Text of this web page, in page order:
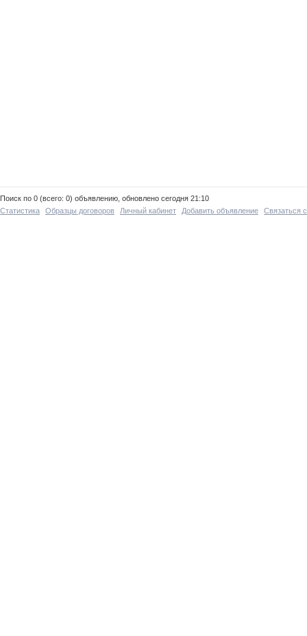
Поиск по 0 (всего: 0) объявлению, обновлено сегодня 21:10
Статистика
Образцы договоров Личный кабинет Добавить объявление Связаться